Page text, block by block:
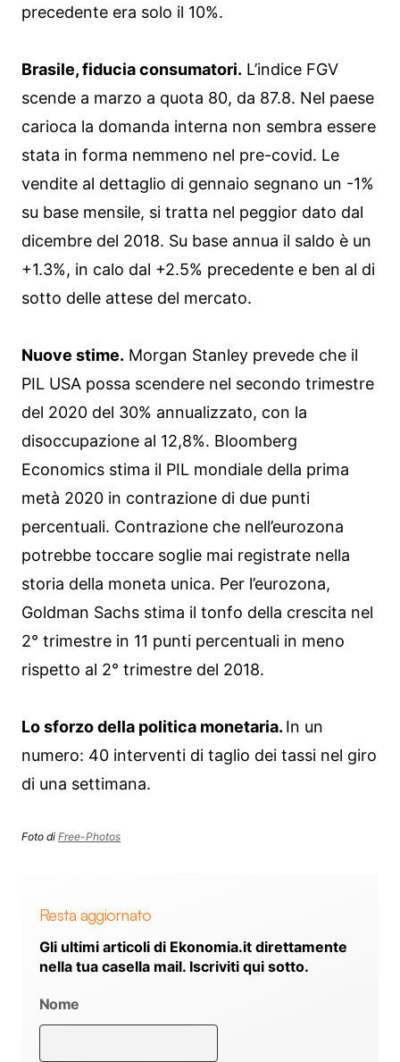
precedente era solo il 10%.
Brasile, fiducia consumatori. L’indice FGV
scende a marzo a quota 80, da 87.8. Nel paese
carioca la domanda interna non sembra essere
stata in forma nemmeno nel pre-covid. Le
vendite al dettaglio di gennaio segnano un -1%
su base mensile, si tratta nel peggior dato dal
dicembre del 2018. Su base annua il saldo è un
+1.3%, in calo dal +2.5% precedente e ben al di
sotto delle attese del mercato.
Nuove stime. Morgan Stanley prevede che il
PIL USA possa scendere nel secondo trimestre
del 2020 del 30% annualizzato, con la
disoccupazione al 12,8%. Bloomberg
Economics stima il PIL mondiale della prima
metà 2020 in contrazione di due punti
percentuali. Contrazione che nell’eurozona
potrebbe toccare soglie mai registrate nella
storia della moneta unica. Per l’eurozona,
Goldman Sachs stima il tonfo della crescita nel
2° trimestre in 11 punti percentuali in meno
rispetto al 2° trimestre del 2018.
Lo sforzo della politica monetaria. In un
numero: 40 interventi di taglio dei tassi nel giro
di una settimana.
Foto di Free-Photos
Resta aggiornato
Gli ultimi articoli di Ekonomia.it direttamente
nella tua casella mail. Iscriviti qui sotto.
Nome